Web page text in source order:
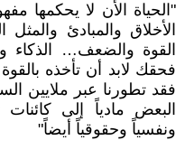
"الحياة الأن لا يحكمها
الأخلاق والمبادئ
القوة والضعف… الذكاء
فحقك لابد أن تأخذه
فقد تطورنا عبر ملايين
البعض مادياً إلى
ونفسياً وحقوقياً أيضاً"